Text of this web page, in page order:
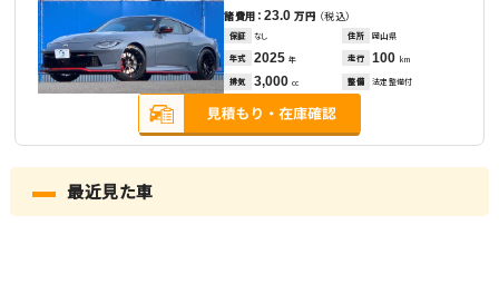
諸費用：23.0万円 （税込）
保証 なし 住所 岡山県
年式 2025 年 走行 100 km
排気 3,000 cc 整備 法定整備付
最近見た車